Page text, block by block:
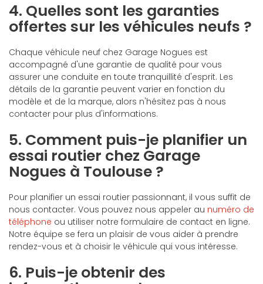
4. Quelles sont les garanties
offertes sur les véhicules neufs ?
Chaque véhicule neuf chez Garage Nogues est
accompagné d'une garantie de qualité pour vous
assurer une conduite en toute tranquillité d'esprit. Les
détails de la garantie peuvent varier en fonction du
modèle et de la marque, alors n'hésitez pas à nous
contacter pour plus d'informations.
5. Comment puis-je planifier un
essai routier chez Garage
Nogues à Toulouse ?
Pour planifier un essai routier passionnant, il vous suffit de
nous contacter. Vous pouvez nous appeler au numéro de
téléphone ou utiliser notre formulaire de contact en ligne.
Notre équipe se fera un plaisir de vous aider à prendre
rendez-vous et à choisir le véhicule qui vous intéresse.
6. Puis-je obtenir des